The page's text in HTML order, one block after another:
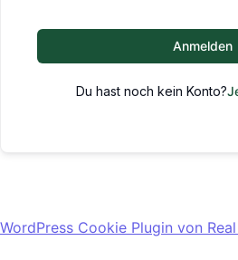
Anmelden
Du hast noch kein Konto?
WordPress Cookie Plugin von